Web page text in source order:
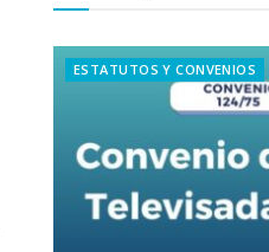
ESTATUTOS Y CONVENIOS